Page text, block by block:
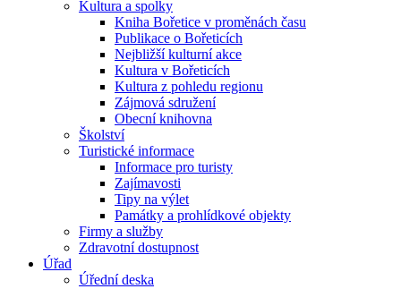
Kultura a spolky
Kniha Bořetice v proměnách času
Publikace o Bořeticích
Nejbližší kulturní akce
Kultura v Bořeticích
Kultura z pohledu regionu
Zájmová sdružení
Obecní knihovna
Školství
Turistické informace
Informace pro turisty
Zajímavosti
Tipy na výlet
Památky a prohlídkové objekty
Firmy a služby
Zdravotní dostupnost
Úřad
Úřední deska